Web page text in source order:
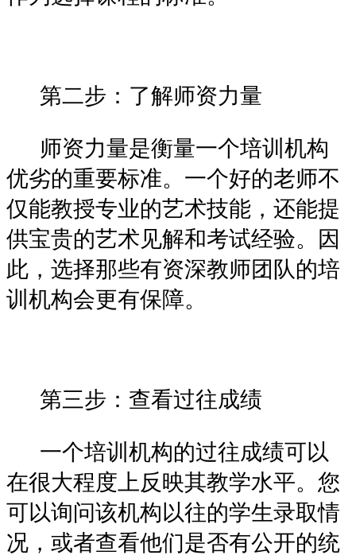
第二步：了解师资力量
师资力量是衡量一个培训机构
优劣的重要标准。一个好的老师不
仅能教授专业的艺术技能，还能提
供宝贵的艺术见解和考试经验。因
此，选择那些有资深教师团队的培
训机构会更有保障。
第三步：查看过往成绩
一个培训机构的过往成绩可以
在很大程度上反映其教学水平。您
可以询问该机构以往的学生录取情
况，或者查看他们是否有公开的统